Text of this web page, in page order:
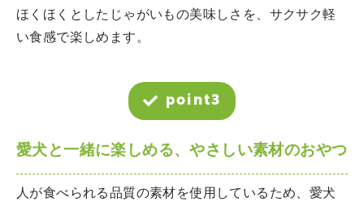
ほくほくとしたじゃがいもの美味しさを、サクサク軽
い食感で楽しめます。
point3
愛犬と一緒に楽しめる、やさしい素材のおやつ
人が食べられる品質の素材を使用しているため、愛犬